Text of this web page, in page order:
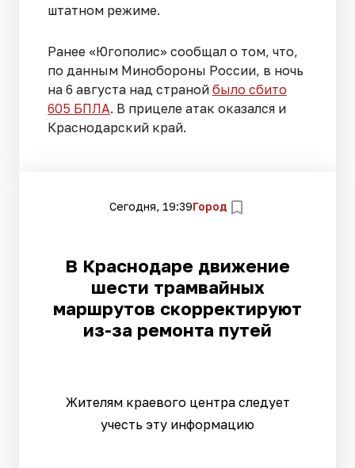
штатном режиме.
Ранее «Югополис» сообщал о том, что,
по данным Минобороны России, в ночь
на 6 августа над страной было сбито
605 БПЛА. В прицеле атак оказался и
Краснодарский край.
Сегодня, 19:39Город
В Краснодаре движение
шести трамвайных
маршрутов скорректируют
из-за ремонта путей
Жителям краевого центра следует
учесть эту информацию